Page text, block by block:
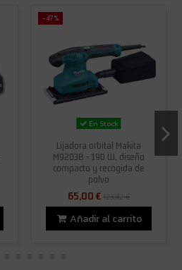
-47%
En Stock
Lijadora orbital Makita
M9203B - 190 W, diseño
compacto y recogida de
polvo
65,00 €123,42 €
Añadir al carrito